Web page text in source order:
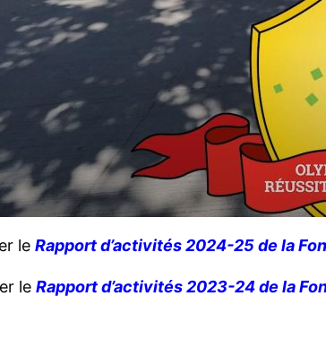
leRapport d’activités 2024-25 de la
leRapport d’activités 2023-24 de la